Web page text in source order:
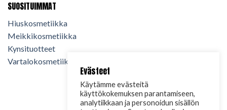
SUOSITUIMMAT
Hiuskosmetiikka
Meikkikosmetiikka
Kynsituotteet
Vartalokosmetiikka
Evästeet
Käytämme evästeitä
käyttökokemuksen parantamiseen,
analytiikkaan ja personoidun sisällön